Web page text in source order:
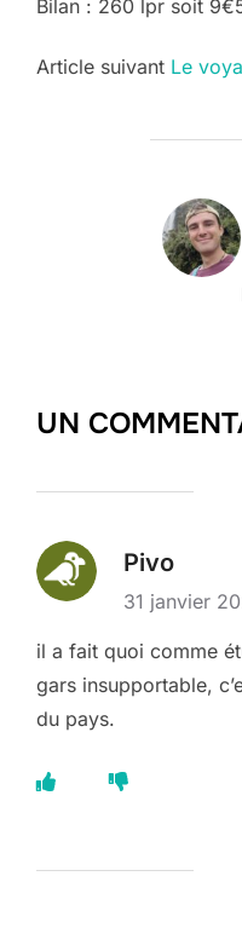
Bilan : 260 lpr soit
Post
Article suivant Le
AUTEUR
UN
Pivo
31 janvier
il a fait quoi comme
gars insupportable,
du pays.